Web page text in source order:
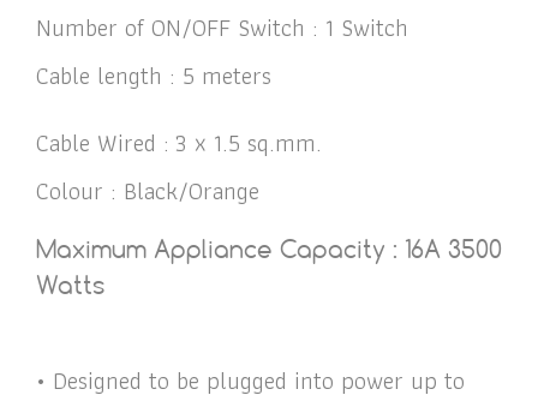
Number of ON/OFF Switch : 1 Switch
Cable length : 5 meters
Cable Wired : 3 x 1.5 sq.mm.
Colour : Black/Orange
Maximum Appliance Capacity : 16A 3500
Watts
• Designed to be plugged into power up to